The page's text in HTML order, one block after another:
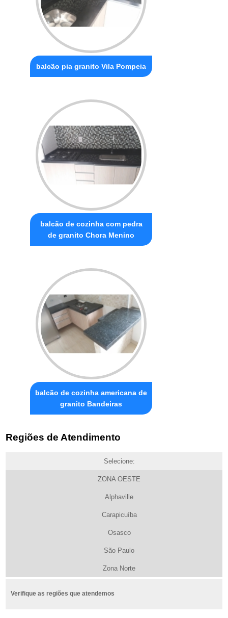
balcão pia granito Vila Pompeia
balcão de cozinha com pedra
de granito Chora Menino
balcão de cozinha americana de
granito Bandeiras
Regiões de Atendimento
Selecione:
ZONA OESTE
Alphaville
Carapicuíba
Osasco
São Paulo
Zona Norte
Verifique as regiões que atendemos